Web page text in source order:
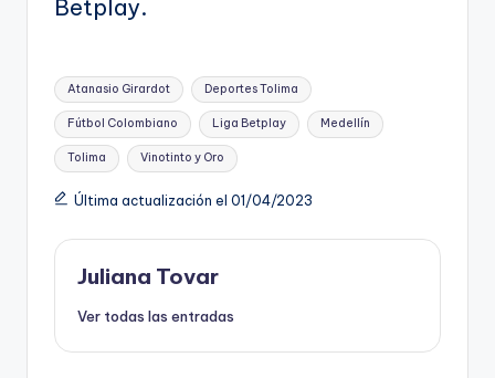
Betplay.
Etiquetas:
Atanasio Girardot Deportes Tolima
Fútbol Colombiano Liga Betplay Medellín
Tolima Vinotinto y Oro
Última actualización el 01/04/2023
Juliana Tovar
Ver todas las entradas